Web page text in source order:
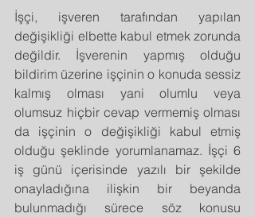
İşçi, işveren tarafından yapılan
değişikliği elbette kabul etmek zorunda
değildir. İşverenin yapmış olduğu
bildirim üzerine işçinin o konuda sessiz
kalmış olması yani olumlu veya
olumsuz hiçbir cevap vermemiş olması
da işçinin o değişikliği kabul etmiş
olduğu şeklinde yorumlanamaz. İşçi 6
iş günü içerisinde yazılı bir şekilde
onayladığına ilişkin bir beyanda
bulunmadığı sürece söz konusu